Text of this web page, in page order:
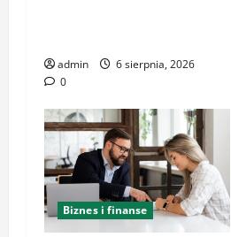
admin
6 sierpnia, 2026
0
Biznes i finanse